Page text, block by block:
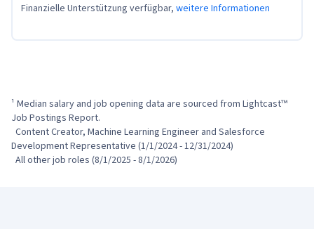
Finanzielle Unterstützung verfügbar, weitere Informationen
¹ Median salary and job opening data are sourced from Lightcast™
Job Postings Report.
Development Representative (1/1/2024 - 12/31/2024)
  All other job roles (8/1/2025 - 8/1/2026)